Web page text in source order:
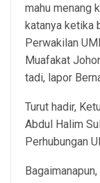
mahu menang
katanya ketika
Perwakilan
Muafakat
tadi, lapor
Turut hadir,
Abdul Halim
Perhubungan